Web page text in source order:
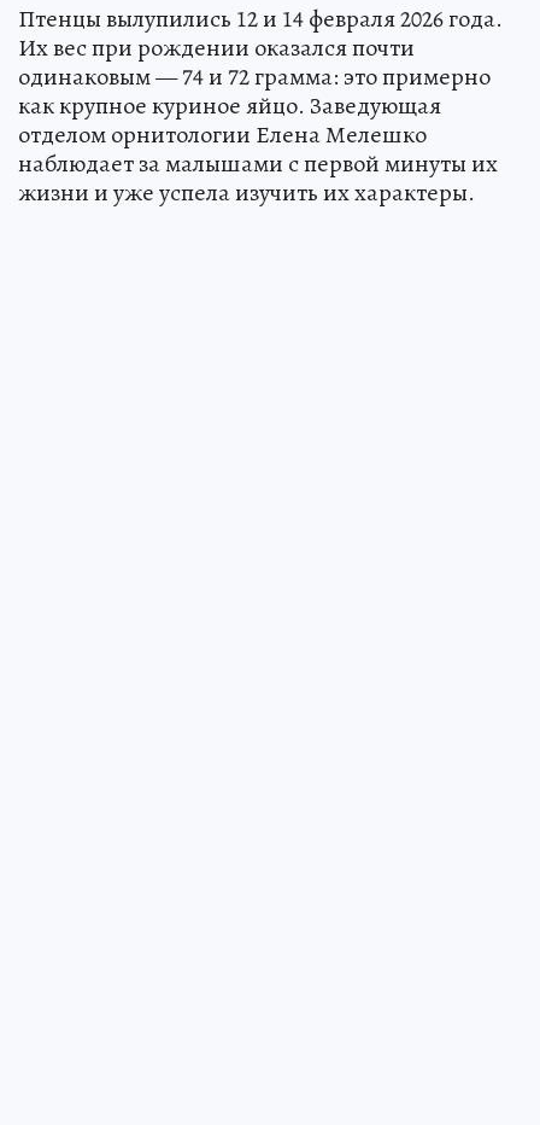
Птенцы вылупились 12 и 14 февраля 2026 года.
Их вес при рождении оказался почти
одинаковым — 74 и 72 грамма: это примерно
как крупное куриное яйцо. Заведующая
отделом орнитологии Елена Мелешко
наблюдает за малышами с первой минуты их
жизни и уже успела изучить их характеры.